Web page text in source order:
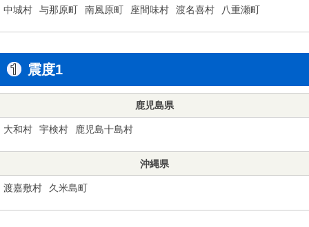
中城村
与那原町 南風原町 座間味村 渡名喜村 八重瀬町
震度1
鹿児島県
大和村 宇検村 鹿児島十島村
沖縄県
渡嘉敷村 久米島町